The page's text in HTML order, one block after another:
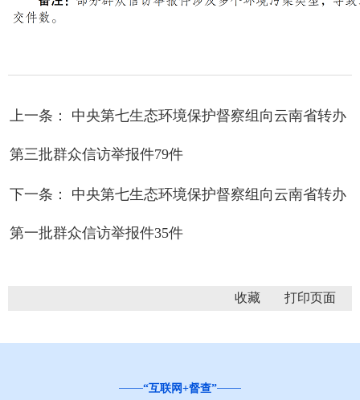
上一条： 中央第七生态环境保护督察组向云南省转办
第三批群众信访举报件79件
下一条： 中央第七生态环境保护督察组向云南省转办
第一批群众信访举报件35件
收藏
“互联网+督查”